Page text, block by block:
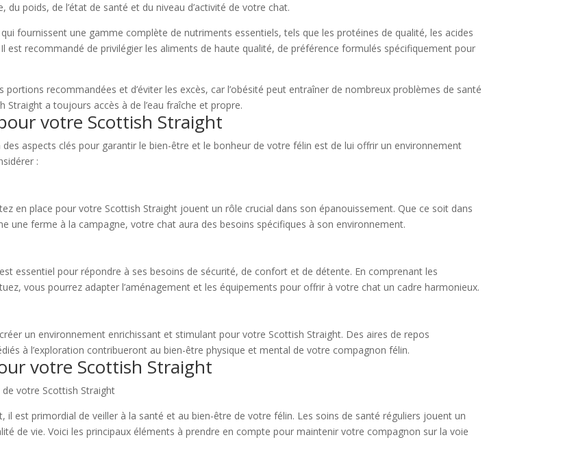
poids, de l’état de santé et du niveau d’activité de votre chat.
fournissent une gamme complète de nutriments essentiels, tels que les protéines de qualité, les acides
est recommandé de privilégier les aliments de haute qualité, de préférence formulés spécifiquement pour
recommandées et d’éviter les excès, car l’obésité peut entraîner de nombreux problèmes de santé
a toujours accès à de l’eau fraîche et propre.
votre Scottish Straight
des aspects clés pour garantir le bien-être et le bonheur de votre félin est de lui offrir un environnement
:
en place pour votre Scottish Straight jouent un rôle crucial dans son épanouissement. Que ce soit dans
une ferme à la campagne, votre chat aura des besoins spécifiques à son environnement.
essentiel pour répondre à ses besoins de sécurité, de confort et de détente. En comprenant les
vous pourrez adapter l’aménagement et les équipements pour offrir à votre chat un cadre harmonieux.
un environnement enrichissant et stimulant pour votre Scottish Straight. Des aires de repos
à l’exploration contribueront au bien-être physique et mental de votre compagnon félin.
votre Scottish Straight
votre Scottish Straight
il est primordial de veiller à la santé et au bien-être de votre félin. Les soins de santé réguliers jouent un
de vie. Voici les principaux éléments à prendre en compte pour maintenir votre compagnon sur la voie